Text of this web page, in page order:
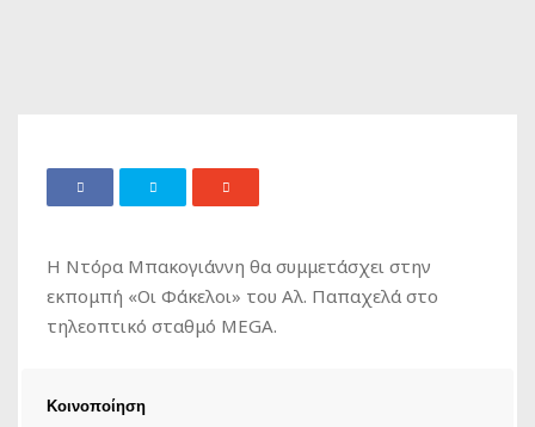
Η Ντόρα Μπακογιάννη θα συμμετάσχει στην
εκπομπή «Οι Φάκελοι» του Αλ. Παπαχελά στο
τηλεοπτικό σταθμό MEGA.
Κοινοποίηση